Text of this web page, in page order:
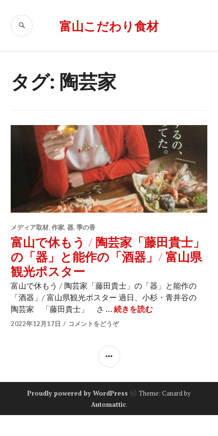
ツ
富山こだわり食材
検
タグ: 陶芸家
メディア取材,作家,器,季の香
富山で休もう / 陶芸家「藤田貴士」
の「器」と能作の「酒器」/ 富山県
観光ポスター
富山で休もう / 陶芸家「藤田貴士」の「器」と能作の
「酒器」/ 富山県観光ポスター 過日、小杉・青井谷の
陶芸家 「藤田貴士」 さ …続きを読む
2022年12月17日 コメントをどうぞ
サ
ド
バ
Proudly powered by WordPress
Theme: Canard by
Automattic.